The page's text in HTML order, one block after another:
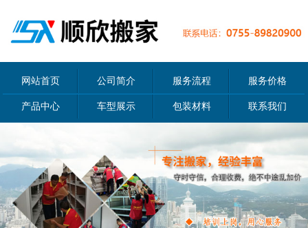
网站首页 公司简介 服务流程 服务价格
产品中心 车型展示 包装材料 联系我们